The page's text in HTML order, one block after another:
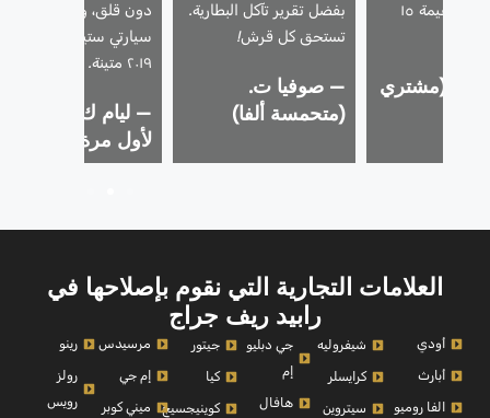
ذلك من خطأٍ بقيمة ١٥
ر. (مشتري
بفضل تقرير تآكل البطارية.
تستحق كل قرش!
— صوفيا ت.
(متحمسة ألفا)
دون قلق، وأنا أعلم أن
سيارتي ستيلفيو موديل
٢٠١٩ متينة.
— ليام ك.
لأول مرة)
العلامات التجارية التي نقوم بإصلاحها في
رابيد ريف جراج
أودي
أبارث
الفا روميو
شيفروليه
كرايسلر
سيتروين
جي دبليو
إم
هافال
جيتور
كيا
كوينيجسيج
مرسيدس
إم جي
ميني كوبر
رينو
رولز
رويس